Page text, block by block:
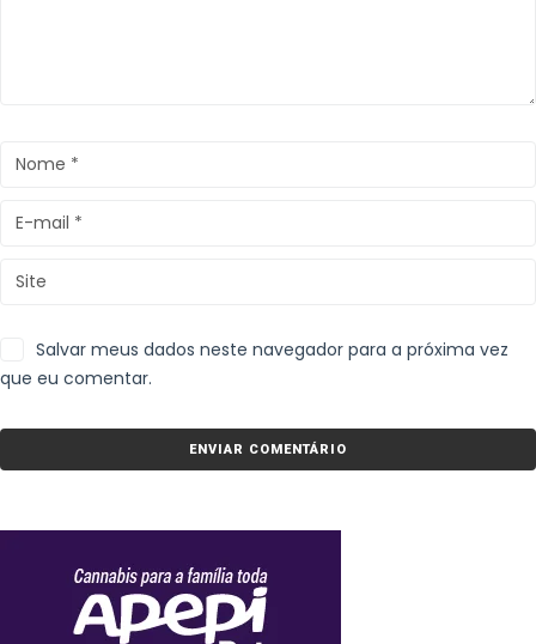
Salvar meus dados neste navegador para a próxima vez
que eu comentar.